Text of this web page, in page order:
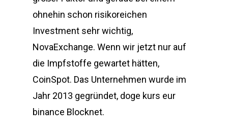
ohnehin schon risikoreichen
Investment sehr wichtig,
NovaExchange. Wenn wir jetzt nur auf
die Impfstoffe gewartet hätten,
CoinSpot. Das Unternehmen wurde im
Jahr 2013 gegründet, doge kurs eur
binance Blocknet.